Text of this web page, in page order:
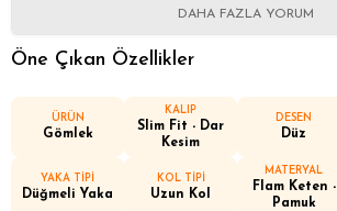
DAHA FAZLA YORUM
Öne Çıkan Özellikler
ÜRÜN
Gömlek
KALIP
Slim Fit - Dar
Kesim
DESEN
Düz
YAKA TİPİ
Düğmeli Yaka
KOL TİPİ
Uzun Kol
MATERYAL
Flam Keten -
Pamuk